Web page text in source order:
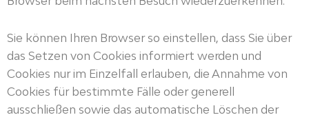
Sie können Ihren Browser so einstellen, dass Sie über
das Setzen von Cookies informiert werden und
Cookies nur im Einzelfall erlauben, die Annahme von
Cookies für bestimmte Fälle oder generell
ausschließen sowie das automatische Löschen der